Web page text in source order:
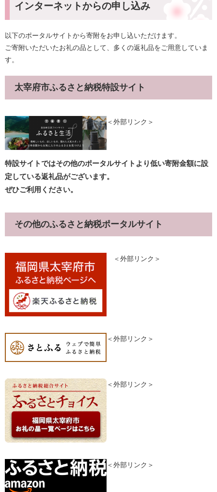
インターネットからの申し込み
以下のポータルサイトから寄附をお申し込いただけます。
ご寄附いただいたお礼の品として、多くの返礼品をご用意していま
す。
太宰府市ふるさと納税特設サイト
＜外部リンク＞
特設サイトではその他のポータルサイトより低い寄附金額に設
定している返礼品がございます。
ぜひご利用ください。​
その他のふるさと納税ポータルサイト
＜外部リンク＞
＜外部リンク＞
＜外部リンク＞
＜外部リンク＞